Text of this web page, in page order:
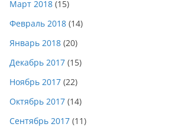
Март 2018 (15)
Февраль 2018 (14)
Январь 2018 (20)
Декабрь 2017 (15)
Ноябрь 2017 (22)
Октябрь 2017 (14)
Сентябрь 2017 (11)